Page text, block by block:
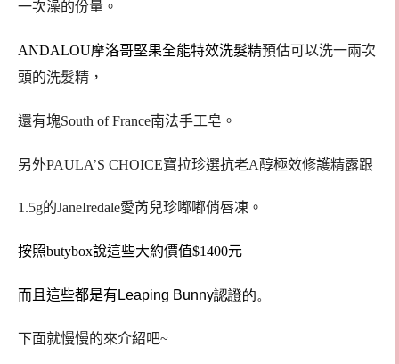
一次澡的份量。
ANDALOU摩洛哥堅果全能特效洗髮精預估可以洗一兩次
頭的洗髮精，
還有塊South of France南法手工皂 。
另外PAULA’S CHOICE寶拉珍選抗老A醇極效修護精露跟
1.5g的JaneIredale愛芮兒珍嘟嘟俏唇凍 。
按照butybox說這些大約價值$1400元
而且這些都是有 Leaping Bunny認證的。
下面就慢慢的來介紹吧~